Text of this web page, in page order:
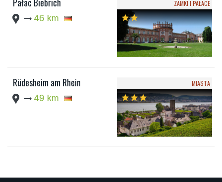
Pałac Biebrich
location_pin arrow_right_alt 46 km
ZAMKI I PAŁACE
starstar
Rüdesheim am Rhein
location_pin arrow_right_alt 49 km
MIASTA
starstarstar